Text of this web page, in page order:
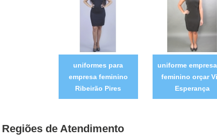
uniformes para
empresa feminino
Ribeirão Pires
uniforme
feminino orçar
Esperança
Regiões de Atendimento